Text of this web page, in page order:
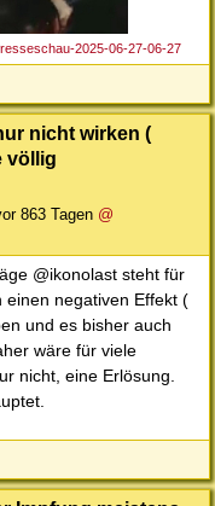
2025-06-27-06-27
nicht wirken (
völlig
863 Tagen @
@ikonolast steht für
einen negativen Effekt (
und es bisher auch
wäre für viele
nicht, eine Erlösung.